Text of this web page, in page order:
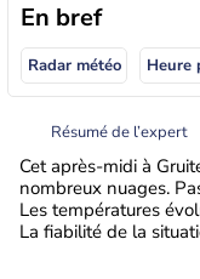
En bref
Radar météo Heure
Résumé de l’expert
Cet après-midi à
nombreux nuages.
Les températures
La fiabilité de la